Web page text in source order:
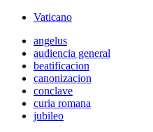
Vaticano
angelus
audiencia general
beatificacion
canonizacion
conclave
curia romana
jubileo